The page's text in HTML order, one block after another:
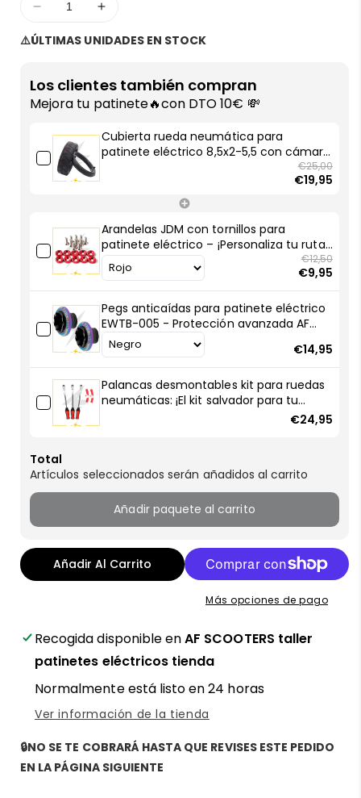
Disminuir
cantidad
para
rueda
neumática
para
patinete
eléctrico
8,5x2-
5,5
aire
CST:
¡Protección
total
para
tu
patin!
Aumentar
para
rueda
neumática
patinete
eléctrico
de
aire
CST:
¡Protección
total
para
tu
patin!
⚠️ÚLTIMAS UNIDADES EN STOCK
Los clientes también compran
Mejora tu patinete🔥con DTO 10€ 💸
Cubierta rueda neumática para
patinete eléctrico 8,5x2-5,5 con cámara
de aire CST: ¡Protección total para tu€25,00
€19,95
Arandelas JDM con tornillos para
patinete eléctrico – ¡Personaliza tu ruta
con estilo racing!
€12,50
€9,95
Pegs anticaídas para patinete eléctrico
EWTB-005 - Protección avanzada AF
SCOOTERS
€14,95
Palancas desmontables kit para ruedas
neumáticas: ¡El kit salvador para tu
€24,95
Total
Artículos seleccionados serán añadidos al carrito
Añadir paquete al carrito
Añadir Al Carrito
Más opciones de pago
Recogida disponible enAF SCOOTERS taller
patinetes eléctricos tienda
Normalmente está listo en 24 horas
Ver información de la tienda
🔒NO SE TE COBRARÁ HASTA QUE REVISES ESTE PEDIDO
EN LA PÁGINA SIGUIENTE